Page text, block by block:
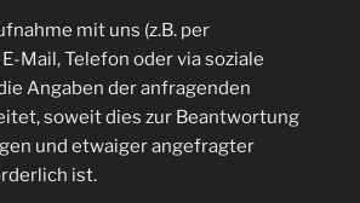
mit uns (z.B. per
Mail, Telefon oder via soziale
Angaben der anfragenden
soweit dies zur Beantwortung
und etwaiger angefragter
ist.